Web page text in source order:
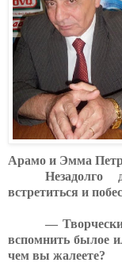
Арамо и Эмма
Незадолго
встретиться и
—
вспомнить былое
чем вы жалеете?